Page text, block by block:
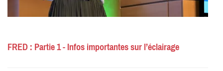
FRED : Partie 1 - Infos importantes sur l’éclairage